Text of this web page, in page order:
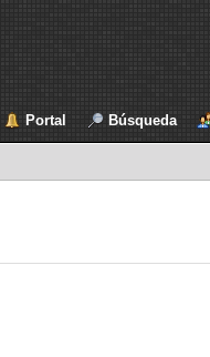
Portal Búsqueda